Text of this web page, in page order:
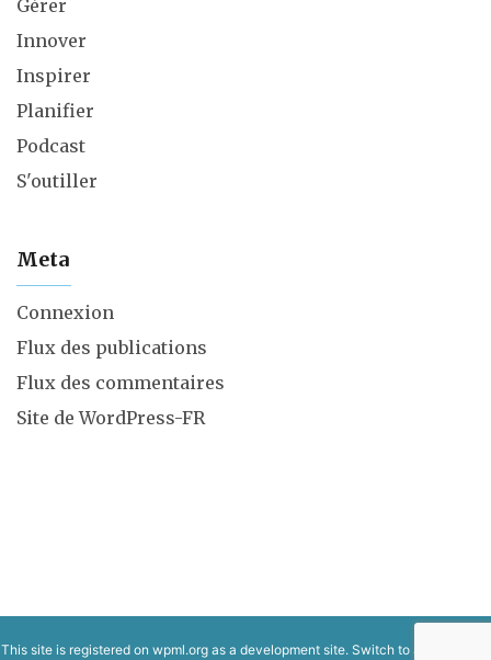
Gérer
Innover
Inspirer
Planifier
Podcast
S'outiller
Meta
Connexion
Flux des publications
Flux des commentaires
Site de WordPress-FR
This site is registered on wpml.org as a development site. Switch to a production